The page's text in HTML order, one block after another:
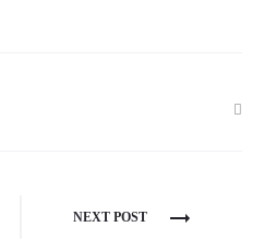
NEXT POST